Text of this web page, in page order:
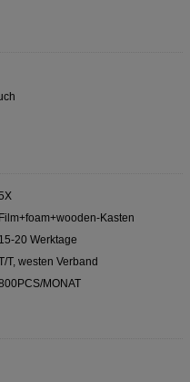
Film+foam+wooden-Kasten
15-20 Werktage
T, westen Verband
MONAT